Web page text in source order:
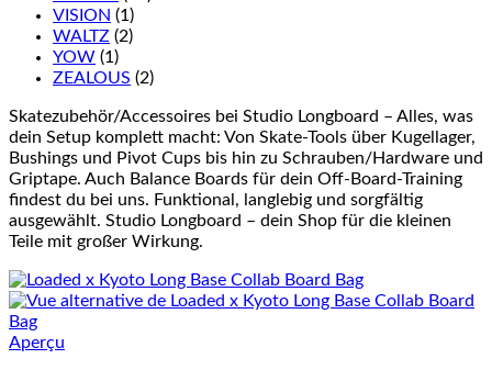
VISION (1)
WALTZ (2)
YOW (1)
ZEALOUS (2)
Skatezubehör/Accessoires bei Studio Longboard – Alles, was
dein Setup komplett macht: Von Skate-Tools über Kugellager,
Bushings und Pivot Cups bis hin zu Schrauben/Hardware und
Griptape. Auch Balance Boards für dein Off-Board-Training
findest du bei uns. Funktional, langlebig und sorgfältig
ausgewählt. Studio Longboard – dein Shop für die kleinen
Teile mit großer Wirkung.
Aperçu